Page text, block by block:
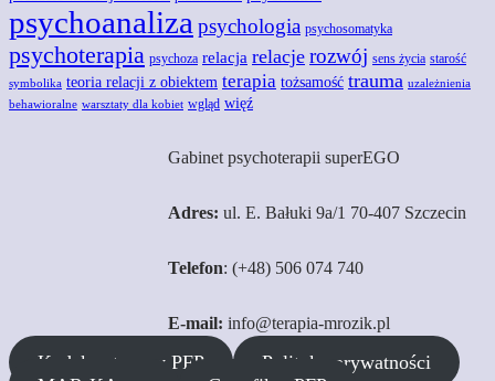
psychoanaliza psychologia psychosomatyka
psychoterapia psychoza relacja relacje rozwój sens życia starość
symbolika teoria relacji z obiektem terapia tożsamość trauma uzależnienia
behawioralne warsztaty dla kobiet wgląd więź
Gabinet psychoterapii superEGO
Adres: ul. E. Bałuki 9a/1 70-407 Szczecin
Telefon: (+48) 506 074 740
E-mail: info@terapia-mrozik.pl
Kodeks etyczny PFP
Polityka prywatności